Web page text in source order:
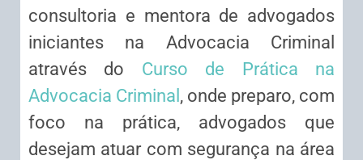
consultoria e mentora de advogados
iniciantes na Advocacia Criminal
através do Curso de Prática na
Advocacia Criminal , onde preparo, com
foco na prática, advogados que
desejam atuar com segurança na área